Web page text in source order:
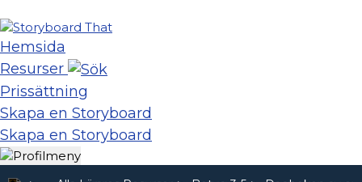
Hemsida
Resurser
Prissättning
Skapa en Storyboard
Skapa en Storyboard